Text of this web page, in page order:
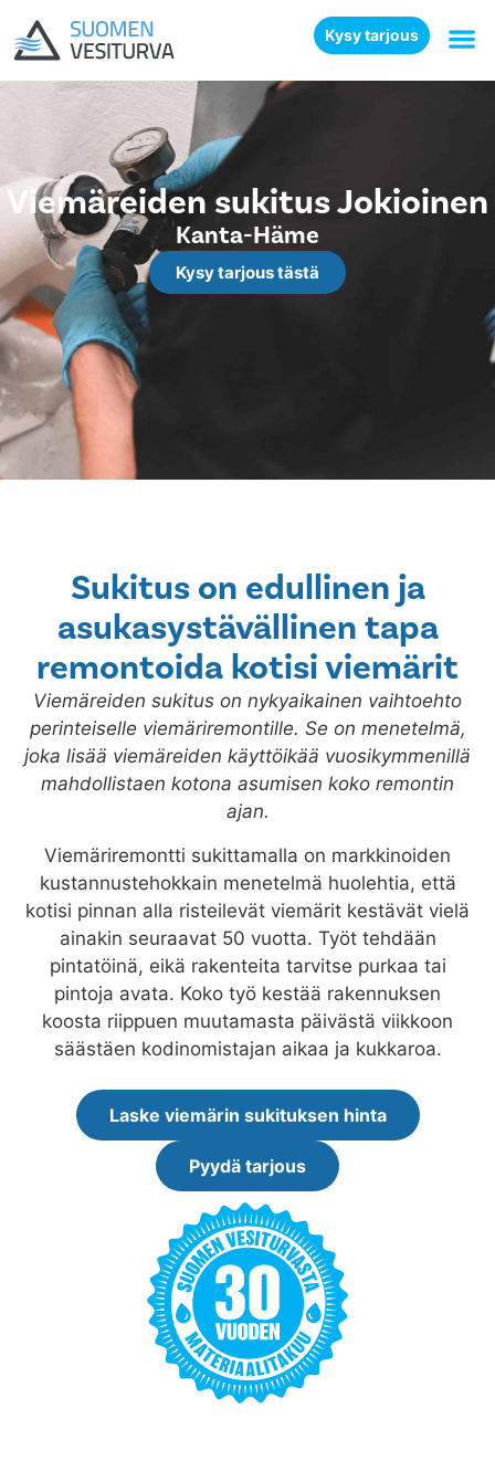
Kysy tarjous
Viemäreiden sukitus Jokioinen
Kanta-Häme
Kysy tarjous tästä
Sukitus on edullinen ja
asukasystävällinen tapa
remontoida kotisi viemärit
Viemäreiden sukitus on nykyaikainen vaihtoehto
perinteiselle viemäriremontille. Se on menetelmä,
joka lisää viemäreiden käyttöikää vuosikymmenillä
mahdollistaen kotona asumisen koko remontin
ajan.
Viemäriremontti sukittamalla on markkinoiden
kustannustehokkain menetelmä huolehtia, että
kotisi pinnan alla risteilevät viemärit kestävät vielä
ainakin seuraavat 50 vuotta. Työt tehdään
pintatöinä, eikä rakenteita tarvitse purkaa tai
pintoja avata. Koko työ kestää rakennuksen
koosta riippuen muutamasta päivästä viikkoon
säästäen kodinomistajan aikaa ja kukkaroa.
Laske viemärin sukituksen hinta
Pyydä tarjous